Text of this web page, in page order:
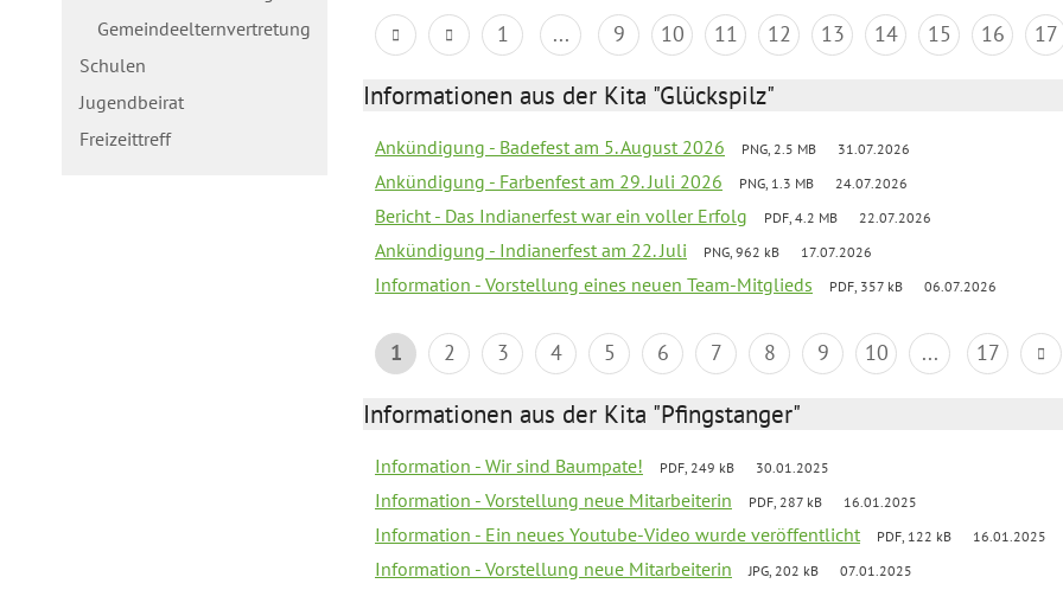
Gemeindeelternvertretung
Schulen
Jugendbeirat
Freizeittreff
1 ... 9 10 11 12 13 14 15 16 17
Informationen aus der Kita "Glückspilz"
Ankündigung - Badefest am 5. August 2026 PNG, 2.5 MB 31.07.2026
Ankündigung - Farbenfest am 29. Juli 2026 PNG, 1.3 MB 24.07.2026
Bericht - Das Indianerfest war ein voller Erfolg PDF, 4.2 MB 22.07.2026
Ankündigung - Indianerfest am 22. Juli PNG, 962 kB 17.07.2026
Information - Vorstellung eines neuen Team-Mitglieds PDF, 357 kB 06.07.2026
1 2 3 4 5 6 7 8 9 10 ... 17
Informationen aus der Kita "Pfingstanger"
Information - Wir sind Baumpate! PDF, 249 kB 30.01.2025
Information - Vorstellung neue Mitarbeiterin PDF, 287 kB 16.01.2025
Information - Ein neues Youtube-Video wurde veröffentlicht PDF, 122 kB 16.01.2025
Information - Vorstellung neue Mitarbeiterin JPG, 202 kB 07.01.2025